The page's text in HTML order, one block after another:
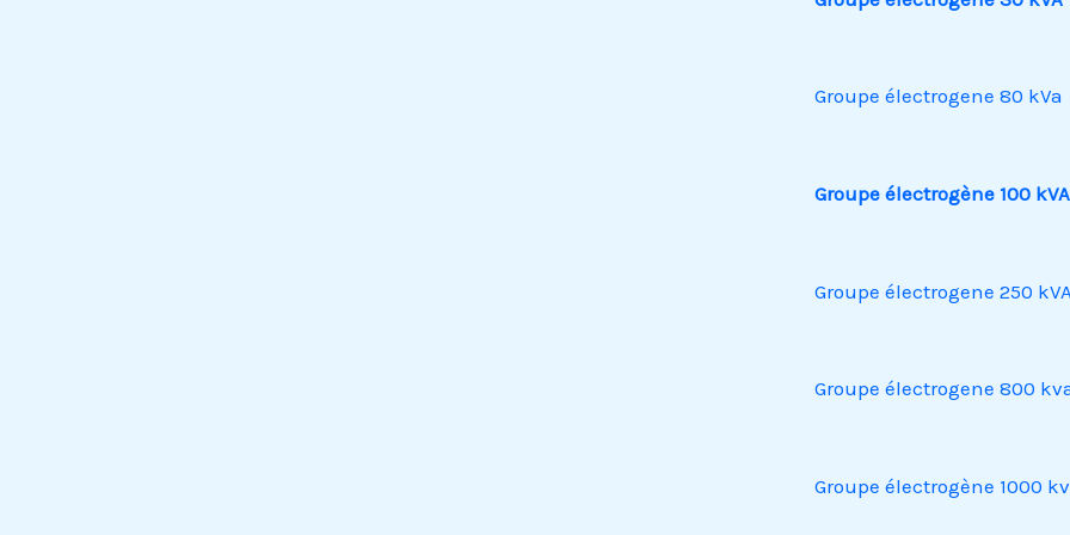
Groupe électrogene 80 kVa
Groupe électrogène 100 kVA
Groupe électrogene 250 kVA
Groupe électrogene 800
Groupe électrogène 1000